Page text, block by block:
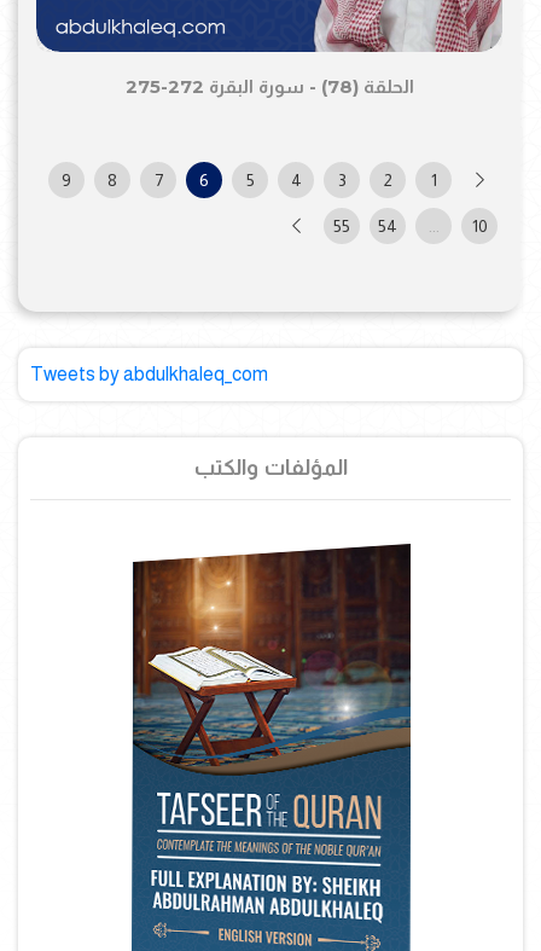
الحلقة (78) - سورة البقرة 272-275
1
2
3
4
5
6
7
8
9
10
54
55
Tweets by abdulkhaleq_com
المؤلفات والكتب